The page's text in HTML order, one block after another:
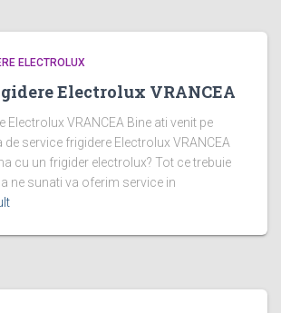
ELECTROLUX
Electrolux VRANCEA
Electrolux VRANCEA Bine ati venit pe
service frigidere Electrolux VRANCEA
cu un frigider electrolux? Tot ce trebuie
ne sunati va oferim service in